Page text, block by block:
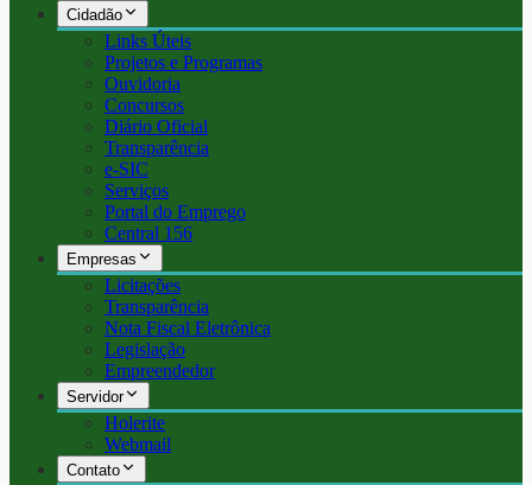
Cidadão
Links Úteis
Projetos e Programas
Ouvidoria
Concursos
Diário Oficial
Transparência
e-SIC
Serviços
Portal do Emprego
Central 156
Empresas
Licitações
Transparência
Nota Fiscal Eletrônica
Legislação
Empreendedor
Servidor
Holerite
Webmail
Contato